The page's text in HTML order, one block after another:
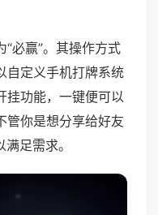
必赢”。其操作方式
自定义手机打牌系统
挂功能，一键便可以
管你是想分享给好友
足需求。